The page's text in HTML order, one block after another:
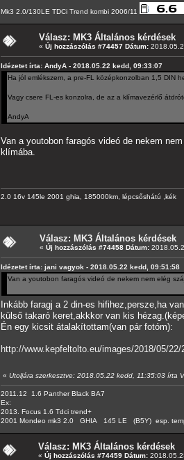
Mk3 2.0/130LE TDCi Trend kombi 2006/11
Válasz: MK3 Általános kérdések
« Új hozzászólás #74457 Dátum:
Idézetet írta: AndyA - 2018.05.22 kedd, 09:33:07
Ha jól emlékszem, a pre-FL középkonzolban 1,5 DIN
Vagy csere FL-es konzolra, de az a klímavezérlő
AndyA
Van a youtobon faragós videó de nekem
klímába.
2.0 16v 145le 2001 ghia, 185000km, lépcsőshátú ,kék
Válasz: MK3 Általános kérdések
« Új hozzászólás #74458 Dátum:
Idézetet írta: jani vagyok - 2018.05.22 kedd, 09:51:58
Van a youtobon faragós videó de nekem nem elég
Inkább faragj a 2 din-es hifihez,persze,ha
külső takaró keret,akkkor van kis
Én egy kicsit átalakítottam(van pár fotóm):
http://www.kepfeltolto.eu/images/2018/05/22/
« Utoljára szerkesztve: 2018.05.22 kedd, 11:35:03 írta
2011.12 1.6 Panther Black BA7
Ex:
2013. Focus 1.6 Tdci trend+
2001 Mondeo mk3 2.0 GHIA 145 LE (B5Y) esp.
Válasz: MK3 Általános kérdések
« Új hozzászólás #74459 Dátum: